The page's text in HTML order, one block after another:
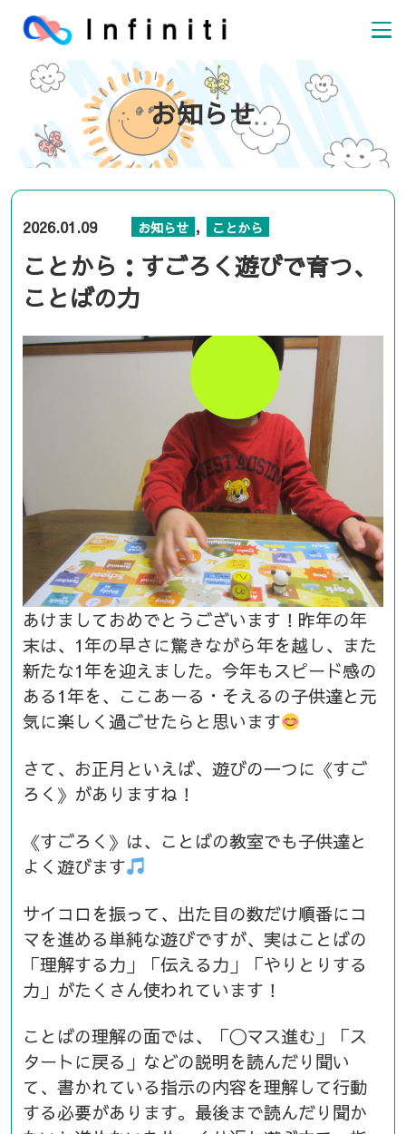
お知らせ
2026.01.09 お知らせ , ことから
ことから：すごろく遊びで育つ、
ことばの力
あけましておめでとうございます！昨年の年
末は、1年の早さに驚きながら年を越し、また
新たな1年を迎えました。今年もスピード感の
ある1年を、ここあーる・そえるの子供達と元
気に楽しく過ごせたらと思います
さて、お正月といえば、遊びの一つに《すご
ろく》がありますね！
《すごろく》は、ことばの教室でも子供達と
よく遊びます
サイコロを振って、出た目の数だけ順番にコ
マを進める単純な遊びですが、実はことばの
「理解する力」「伝える力」「やりとりする
力」がたくさん使われています！
ことばの理解の面では、「〇マス進む」「ス
タートに戻る」などの説明を読んだり聞い
て、書かれている指示の内容を理解して行動
する必要があります。最後まで読んだり聞か